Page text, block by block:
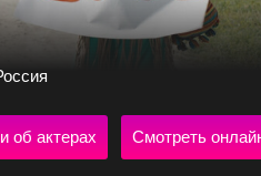
об актерах Смотреть